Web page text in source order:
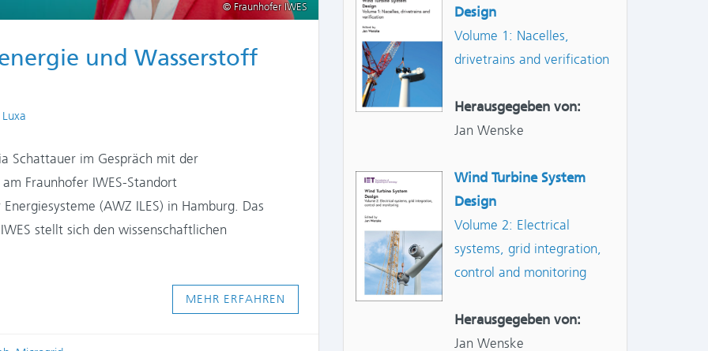
© Fraunhofer IWES
und Wasserstoff
Schattauer im Gespräch mit der
Fraunhofer IWES-Standort
(AWZ ILES) in Hamburg. Das
stellt sich den wissenschaftlichen
MEHR ERFAHREN
Design
Volume 1: Nacelles,
drivetrains and verification
Herausgegeben von:
Jan Wenske
Wind Turbine System
Design
Volume 2: Electrical
systems, grid integration,
control and monitoring
Herausgegeben von:
Jan Wenske